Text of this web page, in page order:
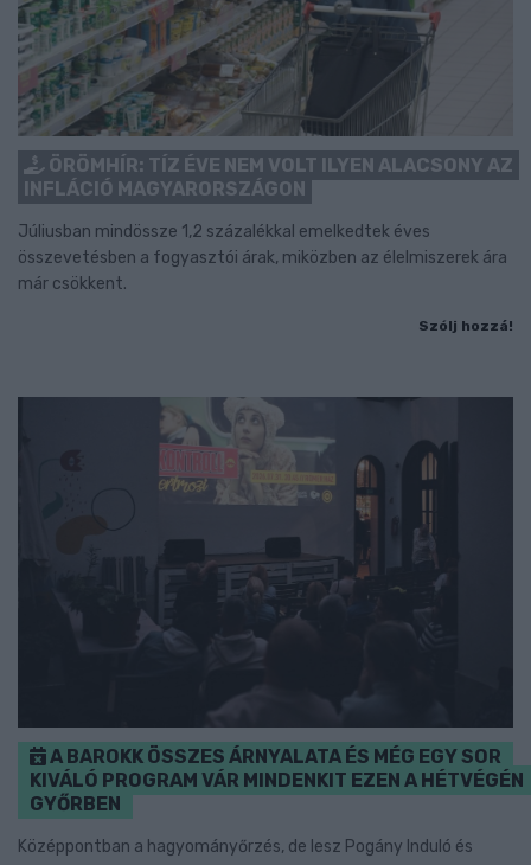
ÖRÖMHÍR: TÍZ ÉVE NEM VOLT ILYEN ALACSONY AZ
INFLÁCIÓ MAGYARORSZÁGON
Júliusban mindössze 1,2 százalékkal emelkedtek éves
összevetésben a fogyasztói árak, miközben az élelmiszerek ára
már csökkent.
Szólj hozzá!
A BAROKK ÖSSZES ÁRNYALATA ÉS MÉG EGY SOR
KIVÁLÓ PROGRAM VÁR MINDENKIT EZEN A HÉTVÉGÉN
GYŐRBEN
Középpontban a hagyományőrzés, de lesz Pogány Induló és